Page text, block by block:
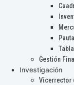
Gestión
Investigación
Vicerrector